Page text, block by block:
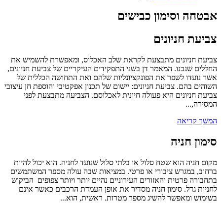
אבטחה וסימון כבישים
צביעת חניונים
צביעת חניונים מתבצעת לקראת שלב האכלוס, ומאפשרת להשמיש את
החללים שנבנו. המאמר דן בשני התפקידים העיקריים של צביעת חניונים,
אשר נועדו לשפר את הפונקציונליות שלהם ואת התחושה הכללית של
השוהים בהם. צביעת חניונים: יישום של תכנון אפקטיבי והוספת חן עיצובי
צביעת חניונים היא פעולה חיונית לאכלוסם. הצביעה מתבצעת לפני
המסירה,...
המשך קריאה
סימון חניה
מקום חניה הוא שטח סלול או בלתי סלול שנועד לחניה. הוא יכול להיות
ברחוב, במגרש ציבורי או פרטי. במציאות שבה עולה מספר המשתמשים
בתחבורה פרטית והאזורים העירוניים נהיים יותר ויותר צפופים הביקוש
לחניות גדל. סימון חניה מסדיר את אופן העמדת הרכבים כאשר אינם
בשימוש ומאפשר להשיג מספר מטרות. ראשית, הוא...